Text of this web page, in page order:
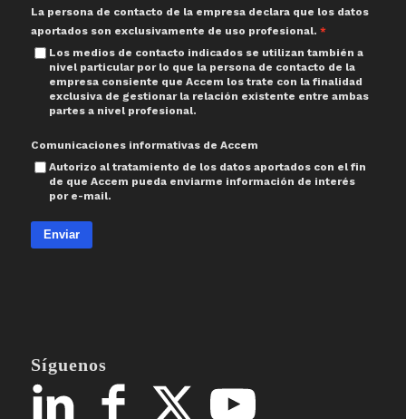
La persona de contacto de la empresa declara que los datos
aportados son exclusivamente de uso profesional.
Los medios de contacto indicados se utilizan también a
nivel particular por lo que la persona de contacto de la
empresa consiente que Accem los trate con la finalidad
exclusiva de gestionar la relación existente entre ambas
partes a nivel profesional.
Comunicaciones informativas de Accem
Autorizo al tratamiento de los datos aportados con el fin
de que Accem pueda enviarme información de interés
por e-mail.
Enviar
Síguenos